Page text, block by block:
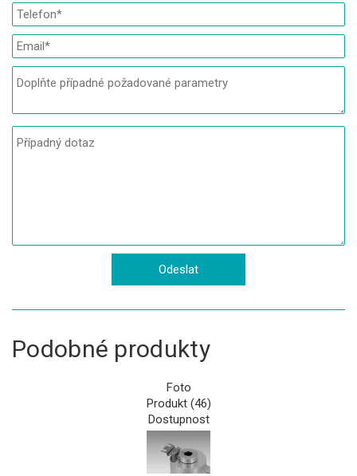
Podobné produkty
Foto
Produkt (46)
Dostupnost